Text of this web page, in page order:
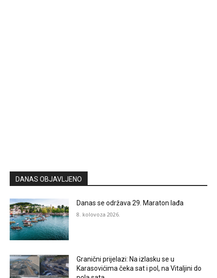
DANAS OBJAVLJENO
Danas se održava 29. Maraton lađa
8. kolovoza 2026.
Granični prijelazi: Na izlasku se u
Karasovićima čeka sat i pol, na Vitaljini do